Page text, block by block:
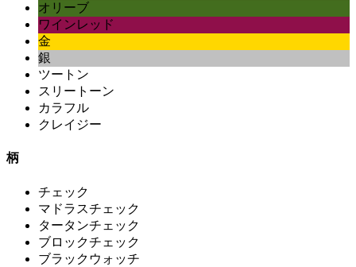
オリーブ
ワインレッド
金
銀
ツートン
スリートーン
カラフル
クレイジー
柄
チェック
マドラスチェック
タータンチェック
ブロックチェック
ブラックウォッチ